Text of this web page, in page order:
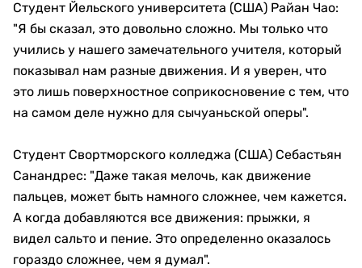
Студент Йельского университета (США) Райан Чао:
"Я бы сказал, это довольно сложно. Мы только что
учились у нашего замечательного учителя, который
показывал нам разные движения. И я уверен, что
это лишь поверхностное соприкосновение с тем, что
на самом деле нужно для сычуаньской оперы".
Студент Свортморского колледжа (США) Себастьян
Санандрес: "Даже такая мелочь, как движение
пальцев, может быть намного сложнее, чем кажется.
А когда добавляются все движения: прыжки, я
видел сальто и пение. Это определенно оказалось
гораздо сложнее, чем я думал".